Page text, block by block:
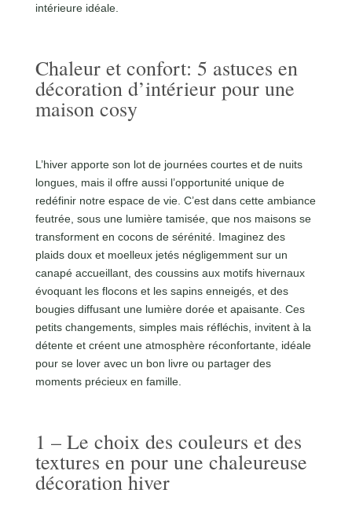
intérieure idéale.
Chaleur et confort: 5 astuces en
décoration d’intérieur pour une
maison cosy
L’hiver apporte son lot de journées courtes et de nuits
longues, mais il offre aussi l’opportunité unique de
redéfinir notre espace de vie. C’est dans cette ambiance
feutrée, sous une lumière tamisée, que nos maisons se
transforment en cocons de sérénité. Imaginez des
plaids doux et moelleux jetés négligemment sur un
canapé accueillant, des coussins aux motifs hivernaux
évoquant les flocons et les sapins enneigés, et des
bougies diffusant une lumière dorée et apaisante. Ces
petits changements, simples mais réfléchis, invitent à la
détente et créent une atmosphère réconfortante, idéale
pour se lover avec un bon livre ou partager des
moments précieux en famille.
1 – Le choix des couleurs et des
textures en pour une chaleureuse
décoration hiver